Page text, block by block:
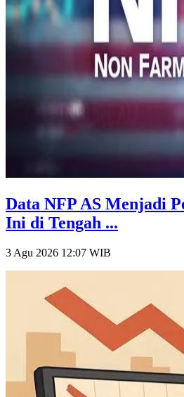
Data NFP AS Menjadi
Ini di Tengah ...
3 Agu 2026 12:07 WIB